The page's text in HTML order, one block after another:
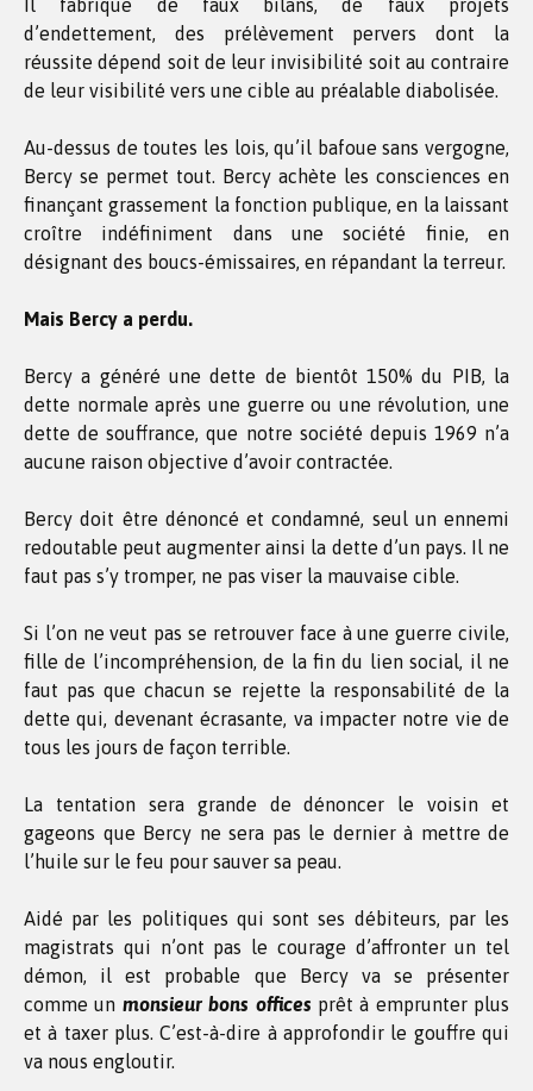
Il fabrique de faux bilans, de faux projets
d’endettement, des prélèvement pervers dont la
réussite dépend soit de leur invisibilité soit au contraire
de leur visibilité vers une cible au préalable diabolisée.
Au-dessus de toutes les lois, qu’il bafoue sans vergogne,
Bercy se permet tout. Bercy achète les consciences en
finançant grassement la fonction publique, en la laissant
croître indéfiniment dans une société finie, en
désignant des boucs-émissaires, en répandant la terreur.
Mais Bercy a perdu.
Bercy a généré une dette de bientôt 150% du PIB, la
dette normale après une guerre ou une révolution, une
dette de souffrance, que notre société depuis 1969 n’a
aucune raison objective d’avoir contractée.
Bercy doit être dénoncé et condamné, seul un ennemi
redoutable peut augmenter ainsi la dette d’un pays. Il ne
faut pas s’y tromper, ne pas viser la mauvaise cible.
Si l’on ne veut pas se retrouver face à une guerre civile,
fille de l’incompréhension, de la fin du lien social, il ne
faut pas que chacun se rejette la responsabilité de la
dette qui, devenant écrasante, va impacter notre vie de
tous les jours de façon terrible.
La tentation sera grande de dénoncer le voisin et
gageons que Bercy ne sera pas le dernier à mettre de
l’huile sur le feu pour sauver sa peau.
Aidé par les politiques qui sont ses débiteurs, par les
magistrats qui n’ont pas le courage d’affronter un tel
démon, il est probable que Bercy va se présenter
comme un monsieur bons offices prêt à emprunter plus
et à taxer plus. C’est-à-dire à approfondir le gouffre qui
va nous engloutir.